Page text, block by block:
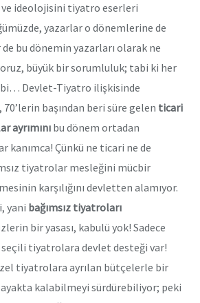
ve ideolojisini tiyatro eserleri
yazarlar o dönemlerine de
bu dönemin yazarları olarak ne
büyük bir sorumluluk; tabi ki her
Devlet-Tiyatro ilişkisinde
başından beri süre gelen ticari
ayrımını bu dönem ortadan
kanımca! Çünkü ne ticari ne de
tiyatrolar mesleğini mücbir
karşılığını devletten alamıyor.
yani bağımsız tiyatroları
bir yasası, kabulü yok! Sadece
seçili tiyatrolara devlet desteği var!
tiyatrolara ayrılan bütçelerle bir
kalabilmeyi sürdürebiliyor; peki